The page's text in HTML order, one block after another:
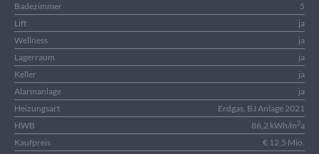
Badezimmer
5
Lift
ja
Wellness
ja
Lagerraum
ja
Keller
ja
Alarmanlage
ja
Heizungsart
Erdgas, BJ Anlage 2021
HWB
86,2 kWh/m2a
Kaufpreis
€ 12,5 Mio.